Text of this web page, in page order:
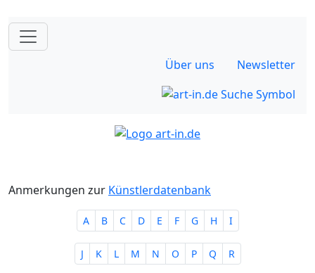
Über uns Newsletter
Anmerkungen zur Künstlerdatenbank
A B C D E F G H I
J K L M N O P Q R